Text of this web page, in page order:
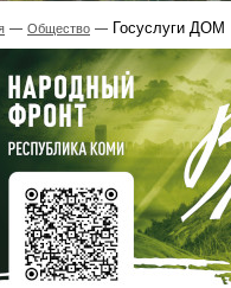
Общество Госуслуги ДОМ